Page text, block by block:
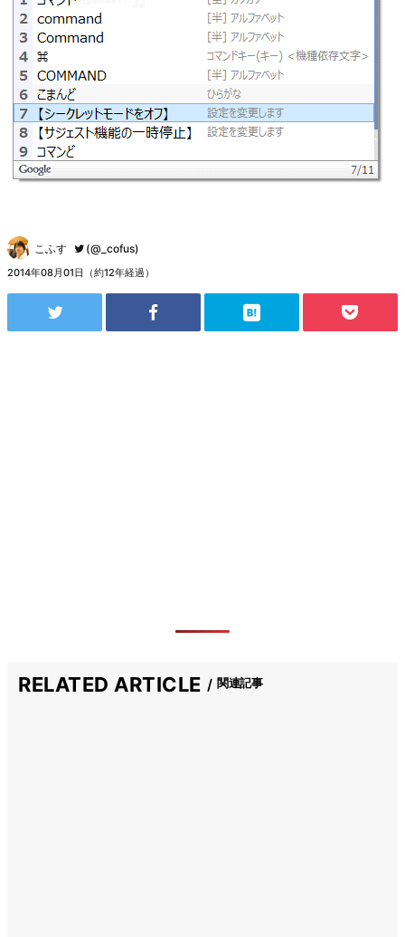
こふす (@_cofus)
2014年08月01日（約12年経過）
RELATED ARTICLE 関連記事